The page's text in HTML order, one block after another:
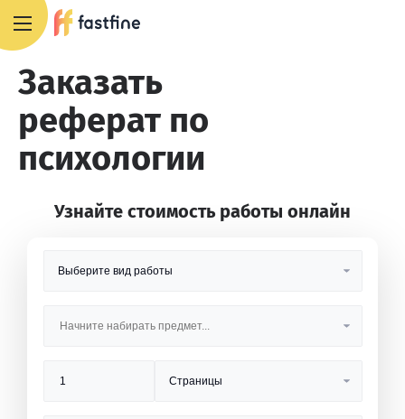
Заказать
реферат по
психологии
Узнайте стоимость работы онлайн